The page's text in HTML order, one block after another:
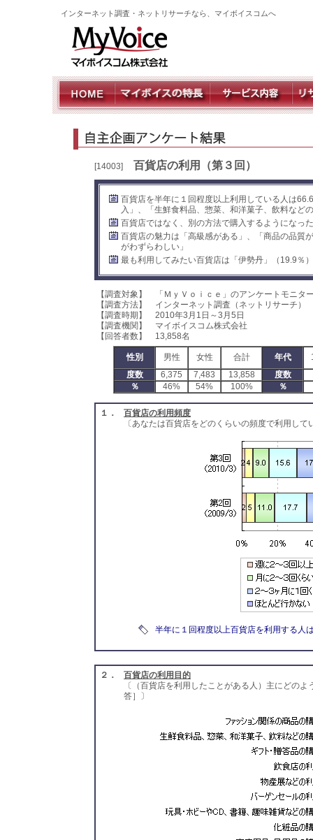
インターネット調査・ネットリサーチなら、マイボイスコムへ
[14003] 百貨店の利用（第３回）
百貨店を半年に１回程度以上利用している人は
入」、「生鮮食料品、惣菜、和洋菓子、飲料など
百貨店ではなく、別の方法で購入するようになっ
百貨店の魅力は「高級感がある」、「商品の品質
がわずらわしい」
最も利用してみたい百貨店は「伊勢丹」（19.9％
【調査対象】 「ＭｙＶｏｉｃｅ」のアンケートモニタ
【調査方法】 インターネット調査（ネットリサーチ）
【調査時期】 2010年3月1日～3月5日
【調査機関】 マイボイスコム株式会社
【回答者数】 13,858名
性別 男性 女性 合計 年代
度数
6,375 7,483 13,858 度数
％
46% 54% 100% ％
１．
百貨店の利用頻度
〔あなたは百貨店をどのくらいの頻度で利用して
半年に１回程度以上百貨店を利用する人
２．
百貨店の利用目的
〔（百貨店を利用したことがある人）主にどの
答］〕